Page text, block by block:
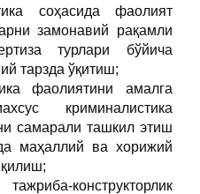
соҳасида фаолият
замонавий рақамли
турлари бўйича
тарзда ўқитиш;
фаолиятини амалга
криминалистика
самарали ташкил этиш
маҳаллий ва хорижий
конструкторлик